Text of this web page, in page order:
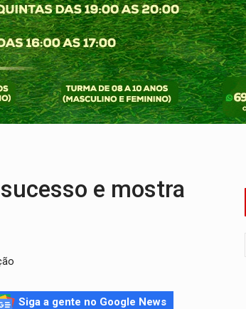
do Festival de Dança de Joinville
declaração de patrimônio de R$ 29 mi
de incentivo com efeitos retroativos
Nº 12/2026 - UASG 200095
e mostra
Siga a gente no Google News